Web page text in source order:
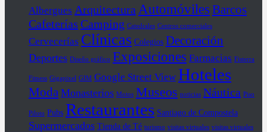
Albergues Arquitectura Automóviles Barcos
Cafeterías Camping Catedrales Centros comerciales
Cervecerías Clínicas Colegios Decoración
Deportes Diseño gráfico Exposiciones Farmacias Fisterra
Fitness Gigapixel GIM Google Street View Hoteles
Moda Monasterios Motos Museos noticias Náutica Piso
Piloto Pubs Restaurantes Santiago de Compostela
Supermercados Tienda de Té turismo visitas virtuales visitas virtuales